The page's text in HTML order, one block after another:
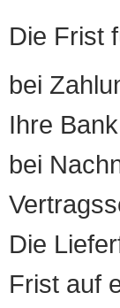
Die Frist
bei
Ihre Bank
bei
Die
Frist auf